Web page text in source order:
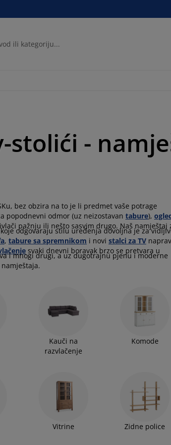
-
bez obzira na to je li predmet vaše potrage
popodnevni odmor (uz neizostavan tabure),
pažnju ili nešto sasvim drugo. Naš namještaj
odgovaraju stilu uređenja dovoljna je za
, tabure sa spremnikom i novi stalci za TV
svaki dnevni boravak brzo se pretvara u
i mnogi drugi, a uz dugotrajnu pjenu i moderne
Kauči na
razvlačenje
Komode
Vitrine Zidne police